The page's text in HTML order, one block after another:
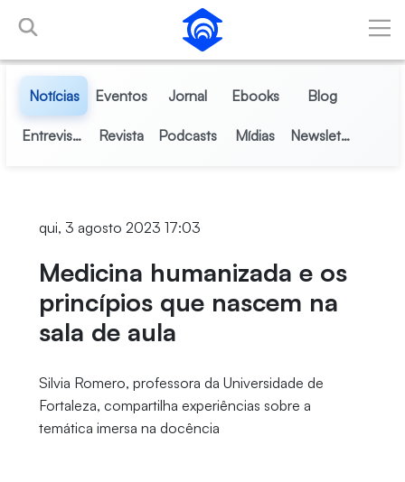
Pular para o Conteúdo principal
Notícias Eventos Jornal Ebooks Blog
Entrevistas Revista Podcasts Mídias Newsletter
qui, 3 agosto 2023 17:03
Medicina humanizada e os
princípios que nascem na
sala de aula
Silvia Romero, professora da Universidade de
Fortaleza, compartilha experiências sobre a
temática imersa na docência